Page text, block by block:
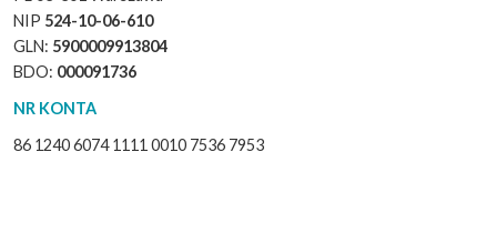
NIP 524-10-06-610
GLN: 5900009913804
BDO: 000091736
NR KONTA
86 1240 6074 1111 0010 7536 7953